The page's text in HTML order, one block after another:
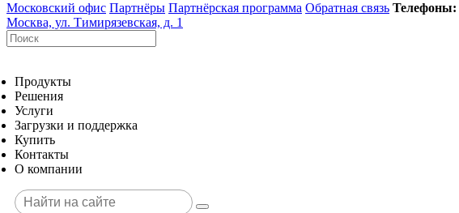
Московский офис Партнёры Партнёрская программа Обратная связь Телефоны:
Москва, ул. Тимирязевская, д. 1
Продукты
Решения
Услуги
Загрузки и поддержка
Купить
Контакты
О компании